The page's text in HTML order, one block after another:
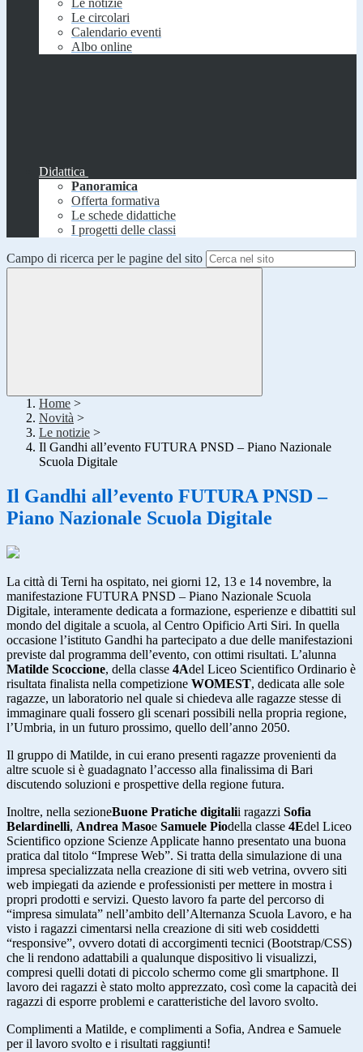
Le notizie
Le circolari
Calendario eventi
Albo online
Didattica
Panoramica
Offerta formativa
Le schede didattiche
I progetti delle classi
Campo di ricerca per le pagine del sito
Home >
Novità >
Le notizie >
Il Gandhi all’evento FUTURA PNSD – Piano Nazionale
Scuola Digitale
Il Gandhi all’evento FUTURA PNSD –
Piano Nazionale Scuola Digitale
La città di Terni ha ospitato, nei giorni 12, 13 e 14 novembre, la
manifestazione FUTURA PNSD – Piano Nazionale Scuola
Digitale, interamente dedicata a formazione, esperienze e dibattiti sul
mondo del digitale a scuola, al Centro Opificio Arti Siri. In quella
occasione l’istituto Gandhi ha partecipato a due delle manifestazioni
previste dal programma dell’evento, con ottimi risultati. L’alunna
Matilde Scoccione, della classe 4Adel Liceo Scientifico Ordinario è
risultata finalista nella competizione WOMEST, dedicata alle sole
ragazze, un laboratorio nel quale si chiedeva alle ragazze stesse di
immaginare quali fossero gli scenari possibili nella propria regione,
l’Umbria, in un futuro prossimo, quello dell’anno 2050.
Il gruppo di Matilde, in cui erano presenti ragazze provenienti da
altre scuole si è guadagnato l’accesso alla finalissima di Bari
discutendo soluzioni e prospettive della regione futura.
Inoltre, nella sezioneBuone Pratiche digitalii ragazzi Sofia
Belardinelli, Andrea Masoe Samuele Piodella classe 4Edel Liceo
Scientifico opzione Scienze Applicate hanno presentato una buona
pratica dal titolo “Imprese Web”. Si tratta della simulazione di una
impresa specializzata nella creazione di siti web vetrina, ovvero siti
web impiegati da aziende e professionisti per mettere in mostra i
propri prodotti e servizi. Questo lavoro fa parte del percorso di
“impresa simulata” nell’ambito dell’Alternanza Scuola Lavoro, e ha
visto i ragazzi cimentarsi nella creazione di siti web cosiddetti
“responsive”, ovvero dotati di accorgimenti tecnici (Bootstrap/CSS)
che li rendono adattabili a qualunque dispositivo li visualizzi,
compresi quelli dotati di piccolo schermo come gli smartphone. Il
lavoro dei ragazzi è stato molto apprezzato, così come la capacità dei
ragazzi di esporre problemi e caratteristiche del lavoro svolto.
Complimenti a Matilde, e complimenti a Sofia, Andrea e Samuele
per il lavoro svolto e i risultati raggiunti!